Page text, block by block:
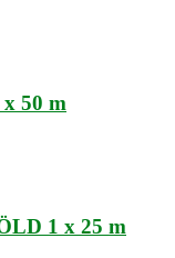
50 m
1 x 25 m